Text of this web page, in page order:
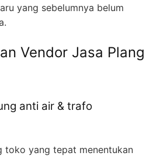
yang sebelumnya belum
Vendor Jasa Plang
anti air & trafo
toko yang tepat menentukan